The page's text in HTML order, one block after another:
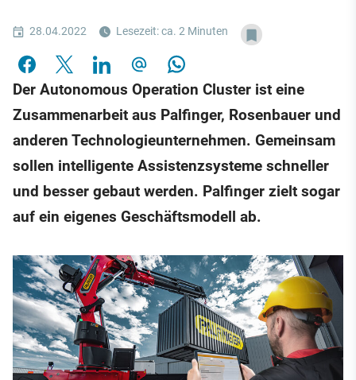
28.04.2022 Lesezeit: ca. 2 Minuten
Der Autonomous Operation Cluster ist eine
Zusammenarbeit aus Palfinger, Rosenbauer und
anderen Technologieunternehmen. Gemeinsam
sollen intelligente Assistenzsysteme schneller
und besser gebaut werden. Palfinger zielt sogar
auf ein eigenes Geschäftsmodell ab.